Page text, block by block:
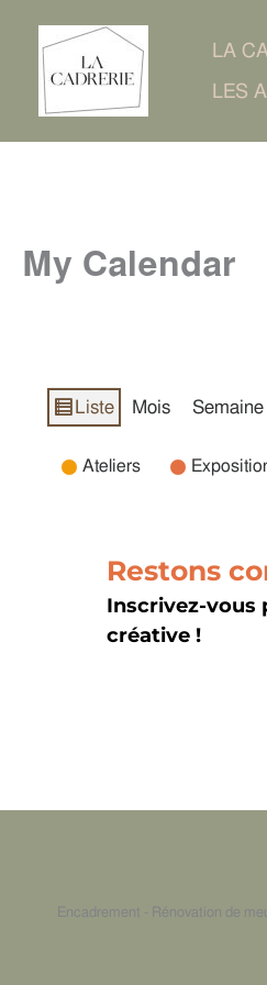
Aller
contenu
LA
LES
My Calendar
Vue
Liste Mois Semaine
Catégories
Ateliers
Restons
Inscrivez-vous
créative !
Encadrement - Rénovation de